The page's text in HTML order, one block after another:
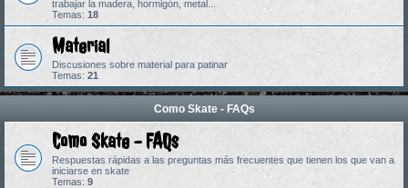
trabajar la madera, hormigón, metal...
Temas: 18
Material
Discusiones sobre material para patinar
Temas: 21
Como Skate - FAQs
Como Skate - FAQs
Respuestas rápidas a las preguntas más frecuentes que tienen los que van a
iniciarse en skate
Temas: 9